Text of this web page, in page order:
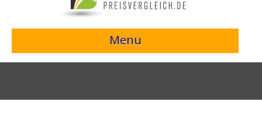
Menu
> Preisvergleich starten <